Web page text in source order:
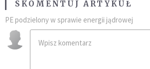
SKOMENTUJ ARTYKUŁ
PE podzielony w sprawie energii jądrowej